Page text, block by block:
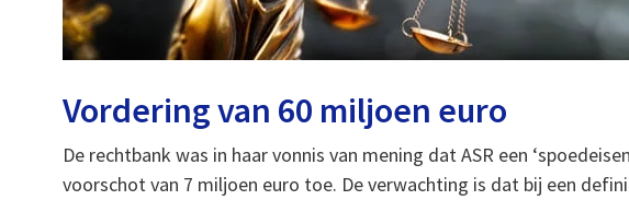
Vordering van 60 miljoen euro
De rechtbank was in haar vonnis van mening dat ASR een
voorschot van 7 miljoen euro toe. De verwachting is dat bij een